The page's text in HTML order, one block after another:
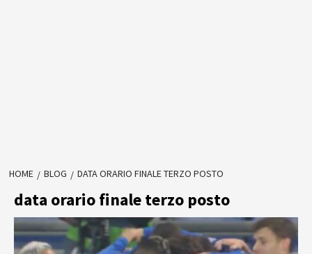
HOME BLOG DATA ORARIO FINALE TERZO POSTO
data orario finale terzo posto